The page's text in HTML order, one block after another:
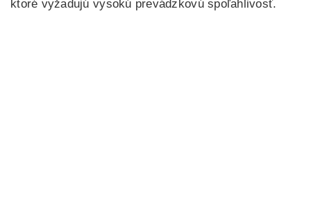
ktoré vyžadujú vysokú prevádzkovú spoľahlivosť.